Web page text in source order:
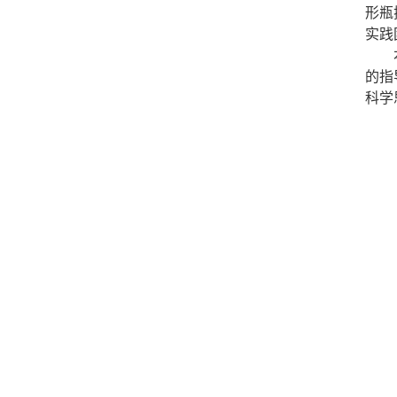
形瓶
实
的
科学